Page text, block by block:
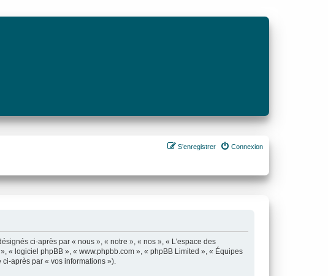
Connexion
S’enregistrer
ci-après par « nous », « notre », « nos », « L'espace des
« logiciel phpBB », « www.phpbb.com », « phpBB Limited », « Équipes
après par « vos informations »).